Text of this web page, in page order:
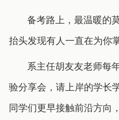
备考路上，最温暖的
抬头发现有人一直在为你
系主任胡友友老师每
验分享会，请上岸的学长
同学们更早接触前沿方向